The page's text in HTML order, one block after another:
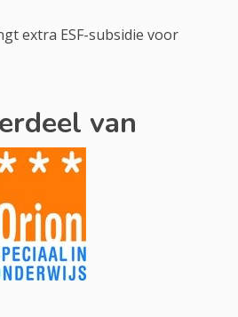
extra ESF-subsidie voor
van